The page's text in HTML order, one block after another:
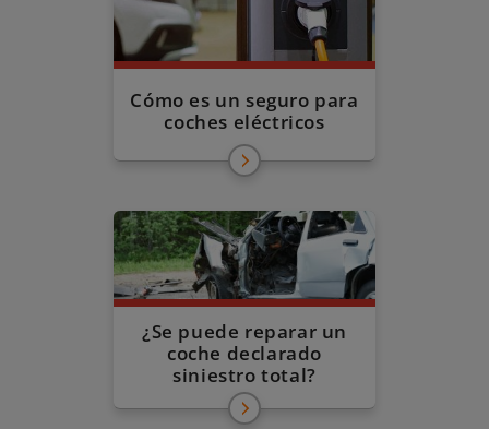
Cómo es un seguro para
coches eléctricos
¿Se puede reparar un
coche declarado
siniestro total?